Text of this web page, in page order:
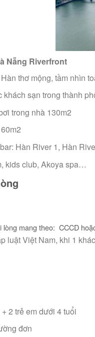
Nẵng Riverfront
thơ mộng, tầm nhìn
sạn trong thành
trong nhà 130m2
Hàn River 1, Hàn
kids club, Akoya spa…
lòng mang theo: CCCD
luật Việt Nam, khi 1
2 trẻ em dưới 4 tuổi
đơn